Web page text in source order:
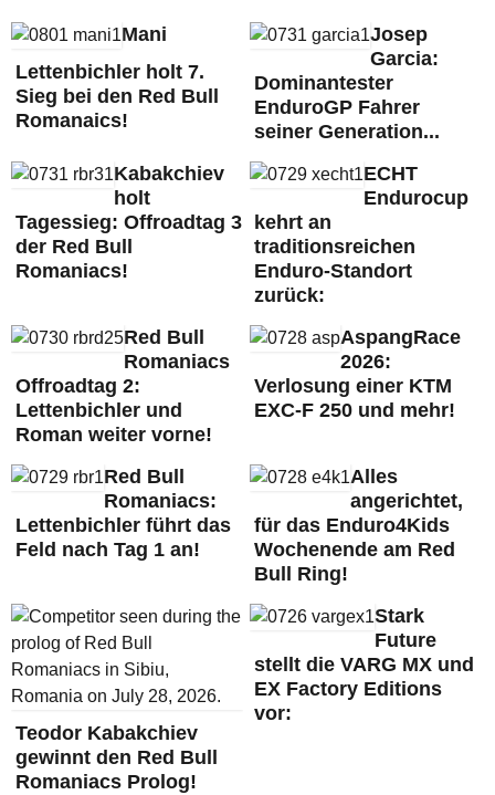
Mani
Lettenbichler holt 7.
Sieg bei den Red Bull
Romanaics!
Josep
Garcia:
Dominantester
EnduroGP Fahrer
seiner Generation...
Kabakchiev
holt
Tagessieg: Offroadtag 3
der Red Bull
Romaniacs!
ECHT
Endurocup
kehrt an
traditionsreichen
Enduro-Standort
zurück:
Red Bull
Romaniacs
Offroadtag 2:
Lettenbichler und
Roman weiter vorne!
AspangRace
2026:
Verlosung einer KTM
EXC-F 250 und mehr!
Red Bull
Romaniacs:
Lettenbichler führt das
Feld nach Tag 1 an!
Alles
angerichtet,
für das Enduro4Kids
Wochenende am Red
Bull Ring!
Teodor Kabakchiev
gewinnt den Red Bull
Romaniacs Prolog!
Stark
Future
stellt die VARG MX und
EX Factory Editions
vor: